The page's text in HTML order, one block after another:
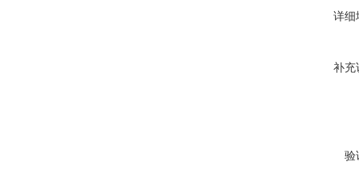
详细
补充
验